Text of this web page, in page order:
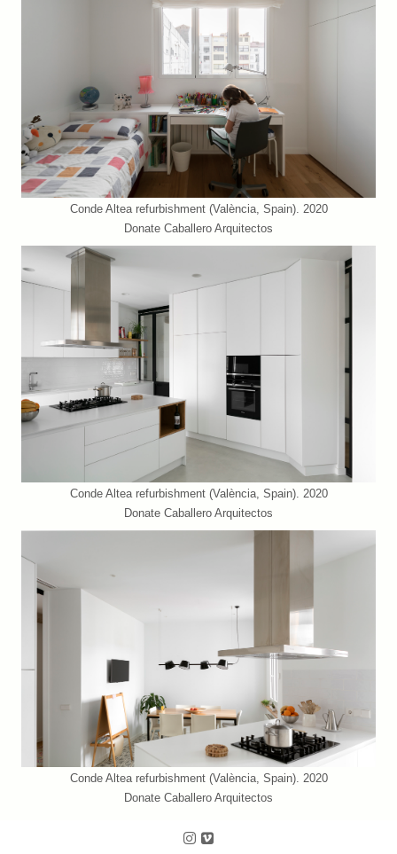
Conde Altea refurbishment (València, Spain). 2020
Donate Caballero Arquitectos
Conde Altea refurbishment (València, Spain). 2020
Donate Caballero Arquitectos
Conde Altea refurbishment (València, Spain). 2020
Donate Caballero Arquitectos
Follow us on Instagram